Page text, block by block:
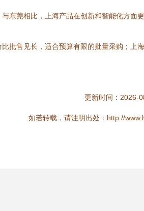
东莞相比，上海产品在创新和智能化方面
批售见长，适合预算有限的批量采购；
更新时间：2026-
如若转载，请注明出处：http://